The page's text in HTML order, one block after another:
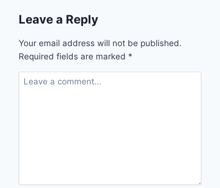
Leave a Reply
Your email address will not be published.
Required fields are marked *